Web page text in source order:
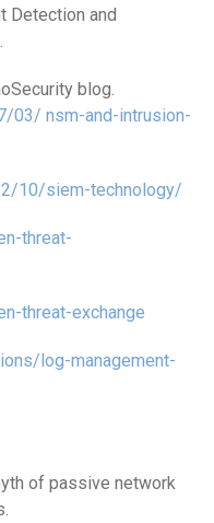
Detection and
blog.
03/ nsm-and-intrusion-
10/siem-technology/
threat-
threat-exchange
log-management-
of passive network